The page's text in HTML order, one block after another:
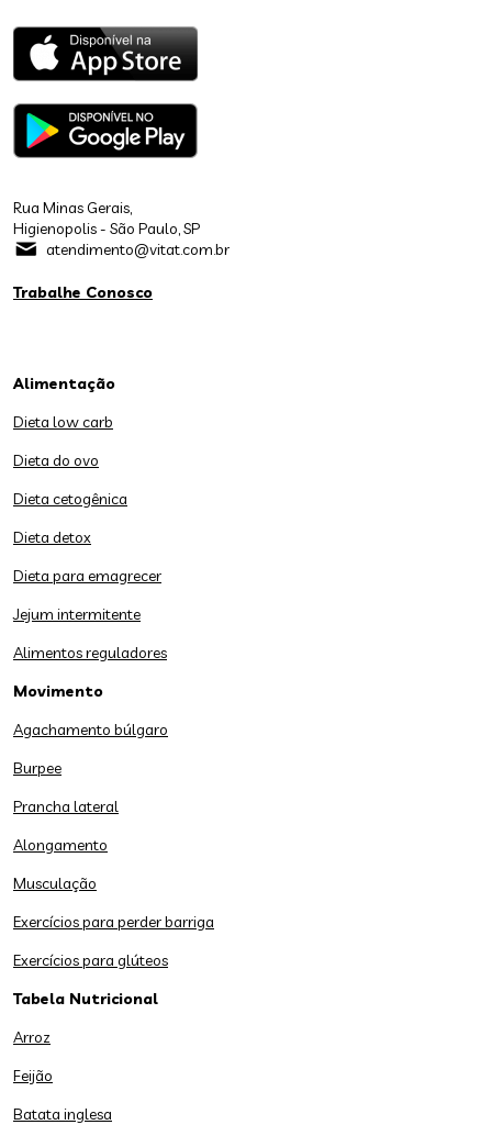
Rua Minas Gerais,
Higienopolis - São Paulo, SP
atendimento@vitat.com.br
Trabalhe Conosco
Alimentação
Dieta low carb
Dieta do ovo
Dieta cetogênica
Dieta detox
Dieta para emagrecer
Jejum intermitente
Alimentos reguladores
Movimento
Agachamento búlgaro
Burpee
Prancha lateral
Alongamento
Musculação
Exercícios para perder barriga
Exercícios para glúteos
Tabela Nutricional
Arroz
Feijão
Batata inglesa